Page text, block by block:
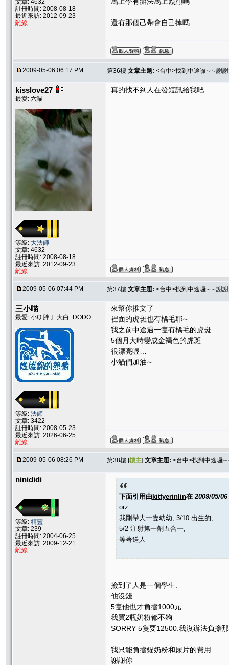
文章: 4632
註冊時間: 2008-08-18
最近來訪: 2012-09-23
離線
還有那個己帶會自己掉嗎
2009-05-06 06:17 PM 第36樓 文章主題: <台中>找到中途囉∼∼謝
kisslove27
最愛: 六喵
等級: 大法師
文章: 4632
註冊時間: 2008-08-18
最近來訪: 2012-09-23
離線
真的找不到人在發短訊給我吧
2009-05-06 07:44 PM 第37樓 文章主題: <台中>找到中途囉∼∼謝
三小喵
最愛: 小Q.胖丁.大白+DODO
等級: 法師
文章: 3422
註冊時間: 2008-05-23
最近來訪: 2026-06-25
離線
來幫你推文了
裡面的虎斑也有橘毛耶∼
我之前中途過一隻有橘毛的虎斑
5個月大時變成金褐色的虎斑
很漂亮喔…
小貓們加油∼
2009-05-06 08:26 PM 第38樓 [樓主] 文章主題: <台中>找到中途囉
ninididi
等級: 精靈
文章: 239
註冊時間: 2004-06-25
最近來訪: 2009-12-21
離線
下面引用由kittyerinlin在 2009/05/
orz......
我剛帶大一隻幼幼, 3/10 出生的,
5/2 注射第一劑五合一,
等著送人
撿到了人是一個學生.
他沒錢.
5隻他也才負擔1000元.
我買2瓶奶粉都不夠
SORRY 5隻要12500.我沒辦法負擔
我只能負擔貓奶粉和尿片的費用.
謝謝你